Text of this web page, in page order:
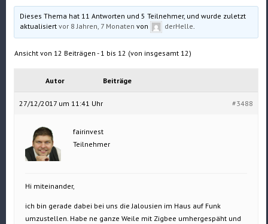
Dieses Thema hat 11 Antworten und 5 Teilnehmer, und wurde zuletzt
aktualisiertvor 8 Jahren, 7 Monaten von derHelle.
Ansicht von 12 Beiträgen - 1 bis 12 (von insgesamt 12)
Autor Beiträge
27/12/2017 um 11:41 Uhr #3488
fairinvest
Teilnehmer
Hi miteinander,
ich bin gerade dabei bei uns die Jalousien im Haus auf Funk
umzustellen. Habe ne ganze Weile mit Zigbee umhergespäht und